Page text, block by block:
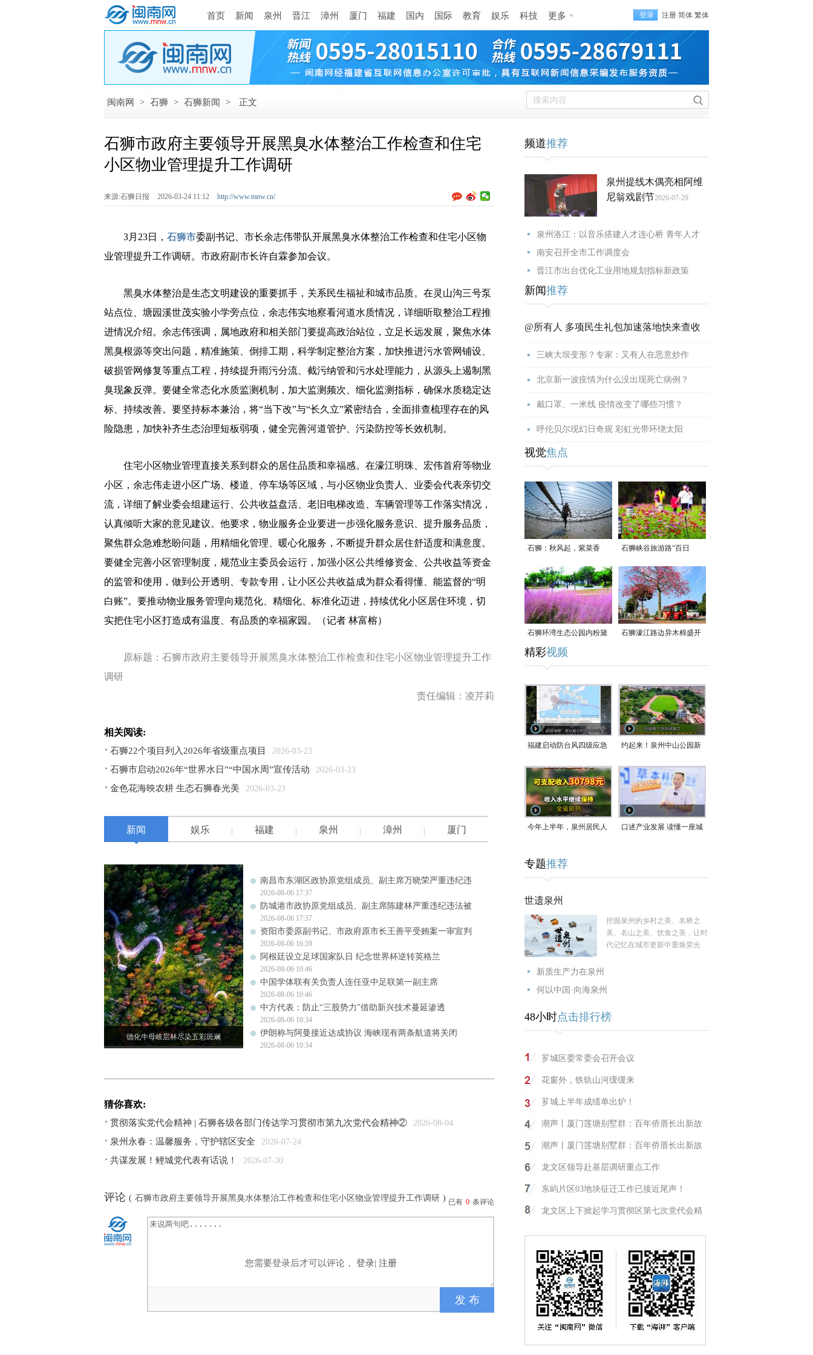
首页 新闻 泉州 晋江 漳州 厦门 福建 国内 国际 教育 娱乐 科技 更多 登录 注册 简体 繁体
闽南网 > 石狮 > 石狮新闻 > 正文
石狮市政府主要领导开展黑臭水体整治工作检查和住宅
小区物业管理提升工作调研
来源:石狮日报 2026-03-24 11:12 http://www.mnw.cn/
3月23日， 石狮市委副书记、市长余志伟带队开展黑臭水体整治工作检查和住宅小区物
业管理提升工作调研。市政府副市长许自霖参加会议。
黑臭水体整治是生态文明建设的重要抓手，关系民生福祉和城市品质。在灵山沟三号泵
站点位、塘园溪世茂实验小学旁点位，余志伟实地察看河道水质情况，详细听取整治工程推
进情况介绍。余志伟强调，属地政府和相关部门要提高政治站位，立足长远发展，聚焦水体
黑臭根源等突出问题，精准施策、倒排工期，科学制定整治方案，加快推进污水管网铺设、
破损管网修复等重点工程，持续提升雨污分流、截污纳管和污水处理能力，从源头上遏制黑
臭现象反弹。要健全常态化水质监测机制，加大监测频次、细化监测指标，确保水质稳定达
标、持续改善。要坚持标本兼治，将“当下改”与“长久立”紧密结合，全面排查梳理存在的风
险隐患，加快补齐生态治理短板弱项，健全完善河道管护、污染防控等长效机制。
住宅小区物业管理直接关系到群众的居住品质和幸福感。在濠江明珠、宏伟首府等物业
小区，余志伟走进小区广场、楼道、停车场等区域，与小区物业负责人、业委会代表亲切交
流，详细了解业委会组建运行、公共收益盘活、老旧电梯改造、车辆管理等工作落实情况，
认真倾听大家的意见建议。他要求，物业服务企业要进一步强化服务意识、提升服务品质，
聚焦群众急难愁盼问题，用精细化管理、暖心化服务，不断提升群众居住舒适度和满意度。
要健全完善小区管理制度，规范业主委员会运行，加强小区公共维修资金、公共收益等资金
的监管和使用，做到公开透明、专款专用，让小区公共收益成为群众看得懂、能监督的“明
白账”。要推动物业服务管理向规范化、精细化、标准化迈进，持续优化小区居住环境，切
实把住宅小区打造成有温度、有品质的幸福家园。（记者 林富榕）
原标题：石狮市政府主要领导开展黑臭水体整治工作检查和住宅小区物业管理提升工作
调研
责任编辑：凌芹莉
相关阅读:
石狮22个项目列入2026年省级重点项目 2026-03-23
石狮市启动2026年“世界水日”“中国水周”宣传活动 2026-03-23
金色花海映农耕 生态石狮春光美 2026-03-23
新闻 娱乐 福建 泉州 漳州 厦门
德化牛母岐层林尽染五彩斑斓
南昌市东湖区政协原党组成员、副主席万晓荣严重违纪违
2026-08-06 17:37
防城港市政协原党组成员、副主席陈建林严重违纪违法被
2026-08-06 17:37
资阳市委原副书记、市政府原市长王善平受贿案一审宣判
2026-08-06 16:59
阿根廷设立足球国家队日 纪念世界杯逆转英格兰
2026-08-06 10:46
中国学体联有关负责人连任亚中足联第一副主席
2026-08-06 10:46
中方代表：防止“三股势力”借助新兴技术蔓延渗透
2026-08-06 10:34
伊朗称与阿曼接近达成协议 海峡现有两条航道将关闭
2026-08-06 10:34
猜你喜欢:
贯彻落实党代会精神 | 石狮各级各部门传达学习贯彻市第九次党代会精神② 2026-08-04
泉州永春：温馨服务，守护辖区安全 2026-07-24
共谋发展！鲤城党代表有话说！ 2026-07-30
评论 ( 石狮市政府主要领导开展黑臭水体整治工作检查和住宅小区物业管理提升工作调研 ) 已有 0 条评论
您需要登录后才可以评论， 登录| 注册
频道推荐
泉州提线木偶亮相阿维
尼翁戏剧节2026-07-29
泉州洛江：以音乐搭建人才连心桥 青年人才
南安召开全市工作调度会
晋江市出台优化工业用地规划指标新政策
新闻推荐
@所有人 多项民生礼包加速落地快来查收
三峡大坝变形？专家：又有人在恶意炒作
北京新一波疫情为什么没出现死亡病例？
戴口罩、一米线 疫情改变了哪些习惯？
呼伦贝尔现幻日奇观 彩虹光带环绕太阳
视觉焦点
石狮：秋风起，紫菜香 石狮峡谷旅游路“百日
草”争相斗艳
石狮环湾生态公园内粉黛
乱子草盛放
石狮濠江路边异木棉盛开
精彩视频
福建启动防台风四级应急
9日在长江口至福建北部
一带沿海登陆
约起来！泉州中山公园新
今年上半年，泉州居民人 口述产业发展 读懂一座城
专题推荐
世遗泉州
挖掘泉州的乡村之美、名桥之
美、名山之美、饮食之美，让时
代记忆在城市更新中重焕荣光
新质生产力在泉州
何以中国·向海泉州
48小时点击排行榜
芗城区委常委会召开会议
花窗外，铁轨山河缓缓来
芗城上半年成绩单出炉！
潮声丨厦门莲塘别墅群：百年侨厝长出新故
潮声丨厦门莲塘别墅群：百年侨厝长出新故
龙文区领导赴基层调研重点工作
东屿片区03地块征迁工作已接近尾声！
龙文区上下掀起学习贯彻区第七次党代会精